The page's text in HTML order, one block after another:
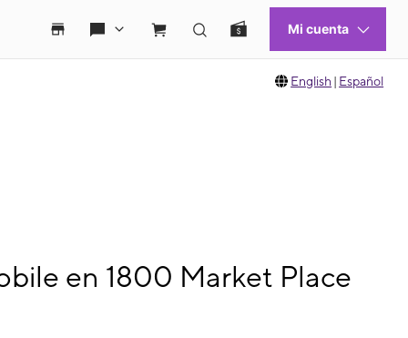
English | Español
en 1800 Market Place